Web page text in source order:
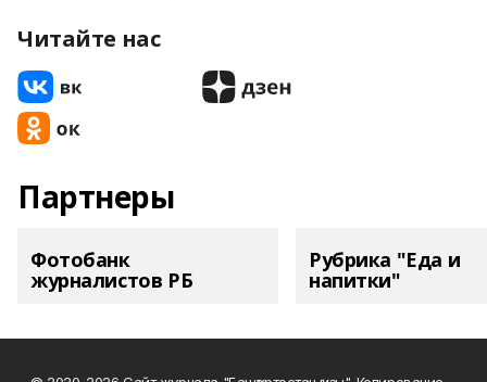
Читайте нас
Партнеры
Фотобанк
журналистов РБ
Рубрика "Еда и
напитки"